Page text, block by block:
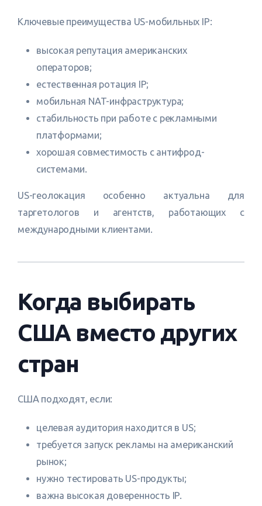
Ключевые преимущества US-мобильных IP:
высокая репутация американских
операторов;
естественная ротация IP;
мобильная NAT-инфраструктура;
стабильность при работе с рекламными
платформами;
хорошая совместимость с антифрод-
системами.
US-геолокация особенно актуальна для
таргетологов и агентств, работающих с
международными клиентами.
Когда выбирать
США вместо других
стран
США подходят, если:
целевая аудитория находится в US;
требуется запуск рекламы на американский
рынок;
нужно тестировать US-продукты;
важна высокая доверенность IP.